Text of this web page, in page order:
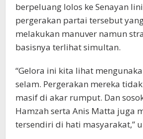
berpeluang lolos ke Senayan
pergerakan partai tersebut
melakukan manuver namun
basisnya terlihat simultan.
“Gelora ini kita lihat
selam. Pergerakan mereka
masif di akar rumput. Dan
Hamzah serta Anis Matta juga
tersendiri di hati masyarakat,”